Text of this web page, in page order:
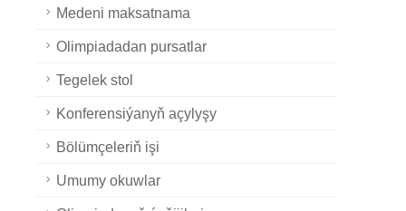
Medeni maksatnama
Olimpiadadan pursatlar
Tegelek stol
Konferensiýanyň açylyşy
Bölümçeleriň işi
Umumy okuwlar